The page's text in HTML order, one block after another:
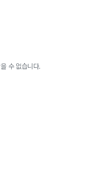
수 없습니다.